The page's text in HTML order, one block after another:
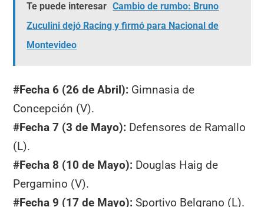
Te puede interesar Cambio de rumbo: Bruno
Zuculini dejó Racing y firmó para Nacional de
Montevideo
#Fecha 6 (26 de Abril): Gimnasia de
Concepción (V).
#Fecha 7 (3 de Mayo): Defensores de Ramallo
(L).
#Fecha 8 (10 de Mayo): Douglas Haig de
Pergamino (V).
#Fecha 9 (17 de Mayo):Sportivo Belgrano (L).